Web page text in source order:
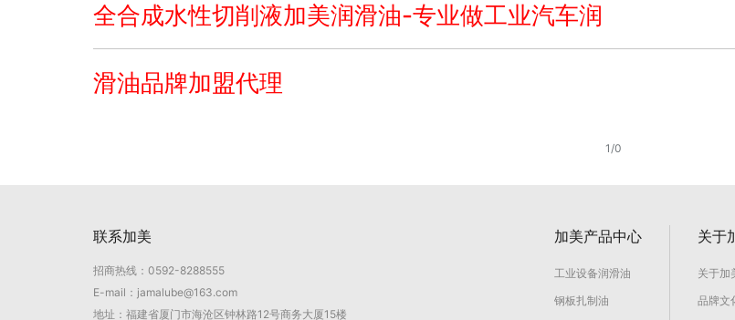
全合成水性切削液加美润滑油-专业做工业汽车润
滑油品牌加盟代理
1/0
联系加美
招商热线：0592-8288555
E-mail：jamalube@163.com
地址：福建省厦门市海沧区钟林路12号商务大厦15楼
加美产品中心
工业设备润滑油
钢板扎制油
关于
关于加
品牌文